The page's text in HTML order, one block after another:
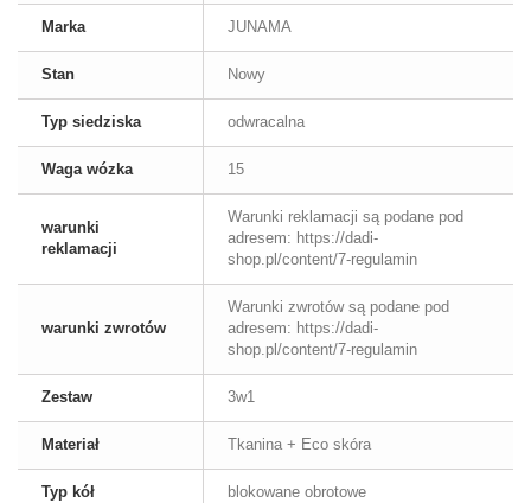
Marka JUNAMA
Stan Nowy
Typ siedziska odwracalna
Waga wózka 15
warunki
reklamacji
Warunki reklamacji są podane pod
adresem: https://dadi-
shop.pl/content/7-regulamin
warunki zwrotów
Warunki zwrotów są podane pod
adresem: https://dadi-
shop.pl/content/7-regulamin
Zestaw 3w1
Materiał Tkanina + Eco skóra
Typ kół blokowane obrotowe